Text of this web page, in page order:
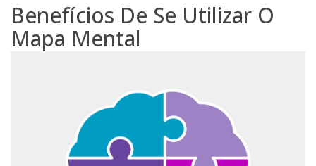
Benefícios De Se Utilizar O
Mapa Mental